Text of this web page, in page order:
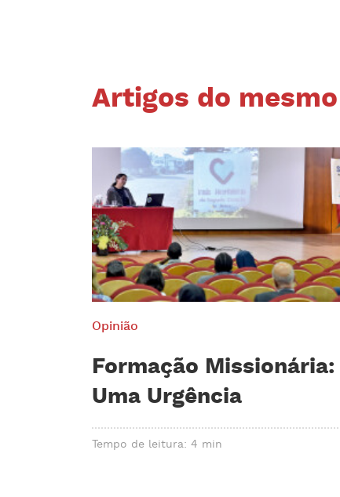
Artigos do
Opinião
Formação Missionária:
Uma Urgência
Tempo de leitura: 4 min